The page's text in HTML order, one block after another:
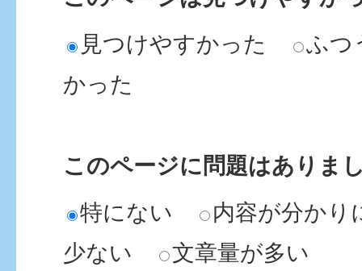
見つけやすかった
ふつ
かった
このページに問題はありま
特にない
内容が分かり
少ない
文章量が多い